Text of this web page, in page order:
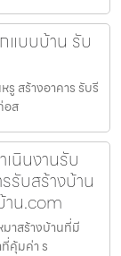
แบบบ้าน รับ
รู สร้างอาคาร รับรี
อส
นินงานรับ
รับสร้างบ้าน
าน.com
าสร้างบ้านที่มี
คุ้มค่า ร